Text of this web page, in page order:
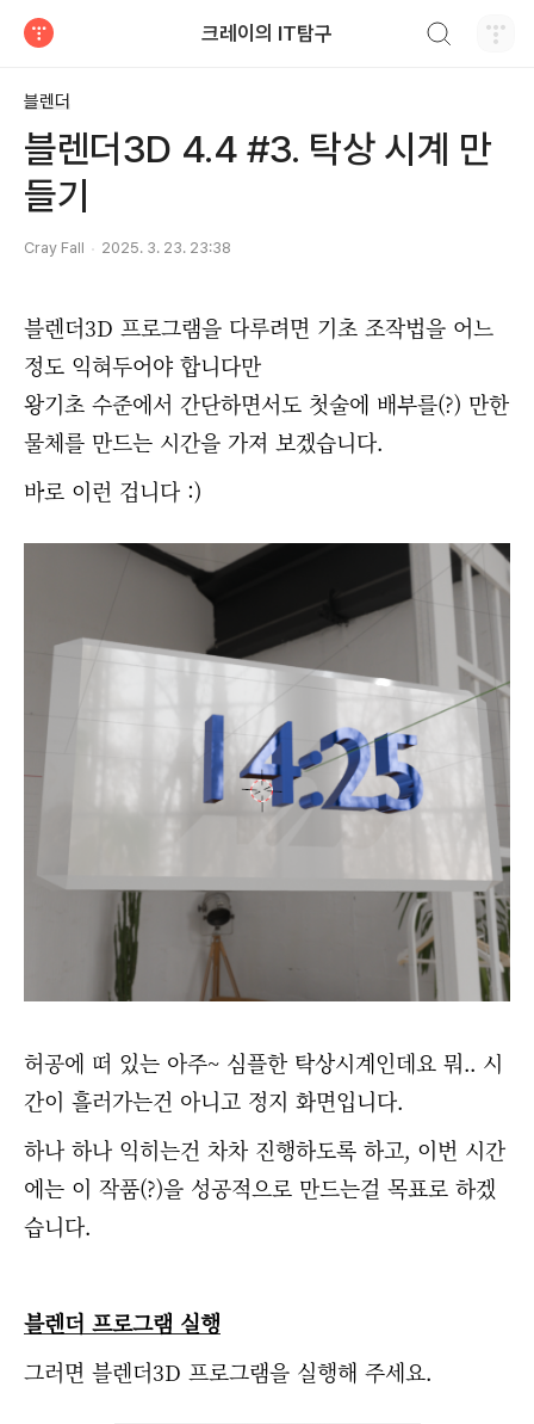
크레이의 IT탐구
블렌더
블렌더3D 4.4 #3. 탁상 시계 만
들기
Cray Fall 2025. 3. 23. 23:38
블렌더3D 프로그램을 다루려면 기초 조작법을 어느
정도 익혀두어야 합니다만
왕기초 수준에서 간단하면서도 첫술에 배부를(?) 만한
물체를 만드는 시간을 가져 보겠습니다.
바로 이런 겁니다 :)
허공에 떠 있는 아주~ 심플한 탁상시계인데요 뭐.. 시
간이 흘러가는건 아니고 정지 화면입니다.
하나 하나 익히는건 차차 진행하도록 하고, 이번 시간
에는 이 작품(?)을 성공적으로 만드는걸 목표로 하겠
습니다.
블렌더 프로그램 실행
그러면 블렌더3D 프로그램을 실행해 주세요.